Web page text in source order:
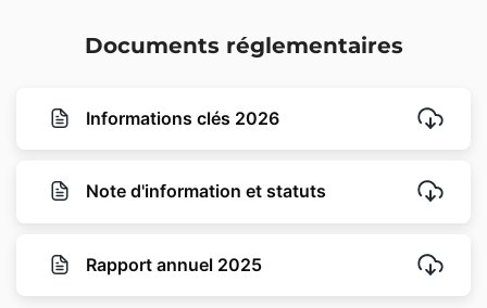
Documents réglementaires
Informations clés 2026
Note d'information et statuts
Rapport annuel 2025